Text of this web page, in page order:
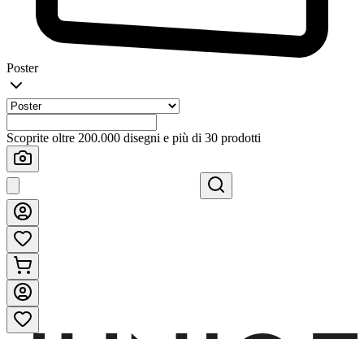
Poster
Scoprite oltre 200.000 disegni e più di 30 prodotti